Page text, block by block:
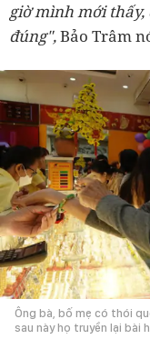
giờ mình mới thấy,
đúng",Bảo Trâm
Ông bà, bố mẹ có thói
sau này họ truyền lại bài